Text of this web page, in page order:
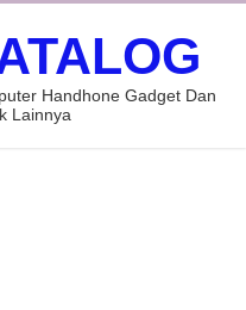
Handhone Gadget Dan
Lainnya